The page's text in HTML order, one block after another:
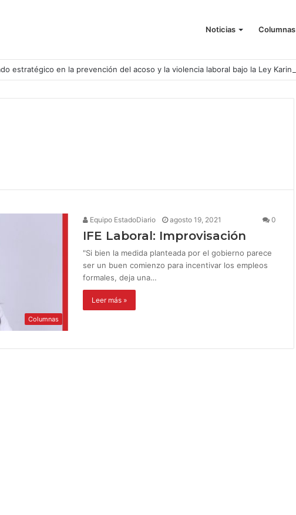
Noticias Columnas
estratégico en la prevención del acoso y la violencia laboral bajo la Ley Karin
Columnas
Equipo EstadoDiario agosto 19, 2021 0
IFE Laboral: Improvisación
"Si bien la medida planteada por el gobierno parece
ser un buen comienzo para incentivar los empleos
formales, deja una…
Leer más »